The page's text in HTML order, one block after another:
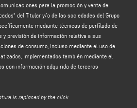
para responder a su solicitud de contacto;
promocionales sobre los servicios y productos
del Grupo
del Responsable y/o eventos
en contacto con usted con fines de estudio
telefónico con un operador o mediante
(por ejemplo, campañas automatizadas
contacto telefónico automatizado, mensajería
para el tratamiento de los datos es la
para la promoción y venta de
del Titular y/o de las sociedades del Grupo
mediante técnicas de perfilado de
previsión de información relativa a sus
de consumo, incluso mediante el uso de
implementados también mediante el
con información adquirida de terceros
is replaced by the click